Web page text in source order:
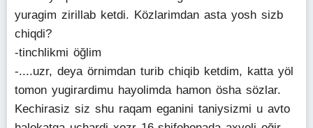
yuragim zirillab ketdi. Közlarimdan asta yosh sizb
chiqdi?
-tinchlikmi öğlim
-....uzr, deya örnimdan turib chiqib ketdim, katta yöl
tomon yugirardimu hayolimda hamon ösha sözlar.
Kechirasiz siz shu raqam eganini taniysizmi u avto